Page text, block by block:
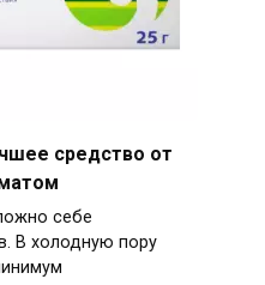
средство от
себе
В холодную пору